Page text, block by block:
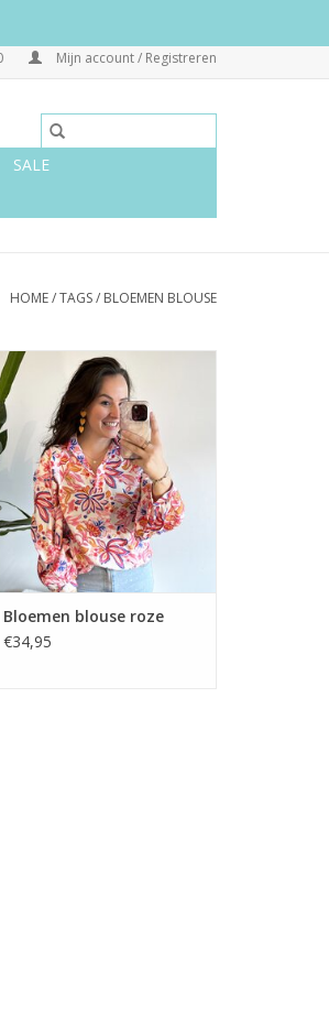
Mijn account / Registreren
SALE
HOME/TAGS/ BLOEMEN BLOUSE
Bloemen blouse roze
Bloemen blouse roze
€34,95